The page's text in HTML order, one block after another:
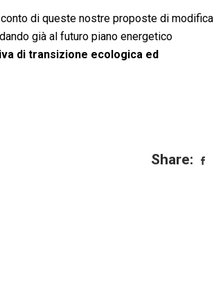
di queste nostre proposte di modifica
già al futuro piano energetico
di transizione ecologica ed
Share: